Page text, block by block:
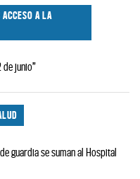
A LA
de junio”
guardia se suman al Hospital